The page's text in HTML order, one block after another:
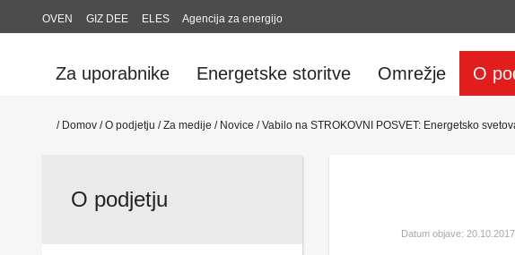
OVEN GIZ DEE ELES Agencija za energijo
Za uporabnike Energetske storitve Omrežje O
/ Domov /O podjetju /Za medije / Novice /Vabilo na STROKOVNI POSVET: Energetsko
O podjetju
Datum objave: 20.10.2017